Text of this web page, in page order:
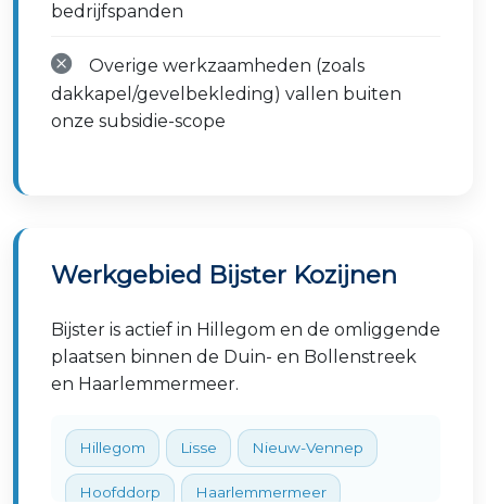
bedrijfspanden
Overige werkzaamheden (zoals
dakkapel/gevelbekleding) vallen buiten
onze subsidie-scope
Werkgebied Bijster Kozijnen
Bijster is actief in Hillegom en de omliggende
plaatsen binnen de Duin- en Bollenstreek
en Haarlemmermeer.
Hillegom Lisse Nieuw-Vennep
Hoofddorp Haarlemmermeer